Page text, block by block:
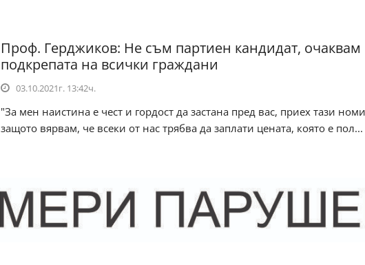
Проф. Герджиков: Не съм партиен кандидат, очаквам
подкрепата на всички граждани
03.10.2021г. 13:42ч.
"За мен наистина е чест и гордост да застана пред вас, приех тази
защото вярвам, че всеки от нас трябва да заплати цената, която е пол...